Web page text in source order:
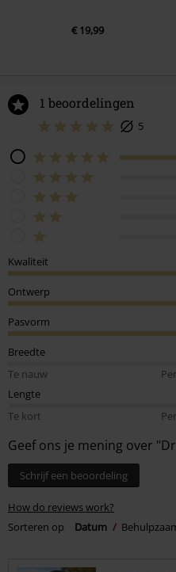
€ 19,99
1 beoordelingen
5
Kwaliteit
Ontwerp
Pasvorm
Breedte
Te nauw
Lengte
Te kort
Geef ons je mening over
Schrijf een beoordeling
How do reviews work?
Sorteren op
Datum